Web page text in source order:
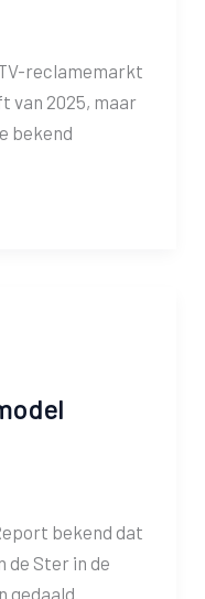
reclamemarkt
van 2025, maar
bekend
bekend dat
Ster in de
gedaald.